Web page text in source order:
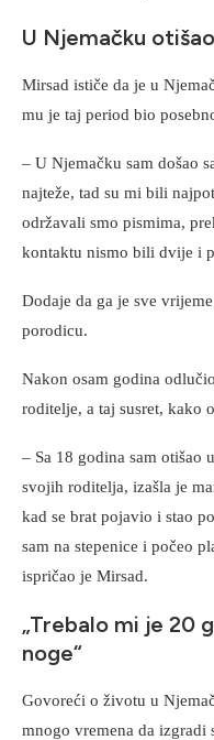
U Njemačku
Mirsad ističe da je u
mu je taj period bio
– U Njemačku sam došao
najteže, tad su mi bili
održavali smo pismima,
kontaktu nismo bili dvije i
Dodaje da ga je sve
porodicu.
Nakon osam godina
roditelje, a taj susret, kako
– Sa 18 godina sam otišao
svojih roditelja, izašla je
kad se brat pojavio i stao
sam na stepenice i počeo
ispričao je Mirsad.
„Trebalo mi je 20
noge“
Govoreći o životu u
mnogo vremena da izgradi